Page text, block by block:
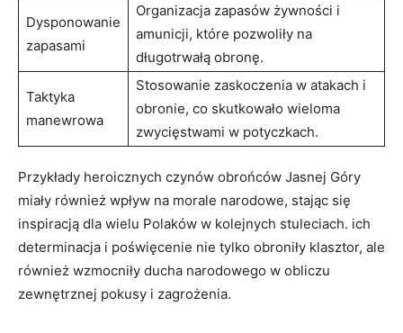
Dysponowanie
zapasami
Organizacja zapasów żywności‌ i
amunicji, które pozwoliły na
⁤długotrwałą obronę.
Taktyka
‌manewrowa
Stosowanie zaskoczenia w atakach i
obronie, co skutkowało wieloma
zwycięstwami w potyczkach.
Przykłady heroicznych czynów obrońców Jasnej Góry⁣
miały również wpływ na morale narodowe, stając się
inspiracją dla wielu Polaków w kolejnych stuleciach. ich
determinacja⁢ i poświęcenie⁣ nie tylko obroniły klasztor, ale
również wzmocniły ducha narodowego w obliczu
zewnętrznej pokusy i⁤ zagrożenia.